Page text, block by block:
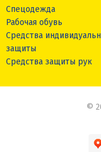
Спецодежда
Рабочая обувь
Средства
защиты
Средства защиты рук
©